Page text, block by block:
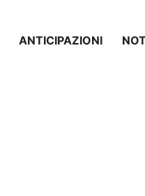
ANTICIPAZIONI